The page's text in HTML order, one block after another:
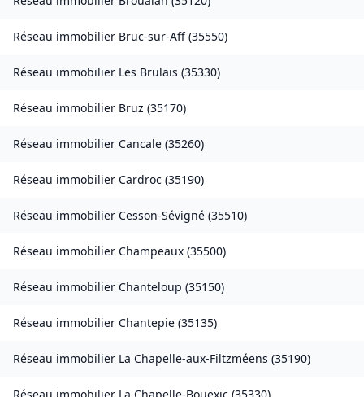
Réseau immobilier Bruc-sur-Aff (35550)
Réseau immobilier Les Brulais (35330)
Réseau immobilier Bruz (35170)
Réseau immobilier Cancale (35260)
Réseau immobilier Cardroc (35190)
Réseau immobilier Cesson-Sévigné (35510)
Réseau immobilier Champeaux (35500)
Réseau immobilier Chanteloup (35150)
Réseau immobilier Chantepie (35135)
Réseau immobilier La Chapelle-aux-Filtzméens (35190)